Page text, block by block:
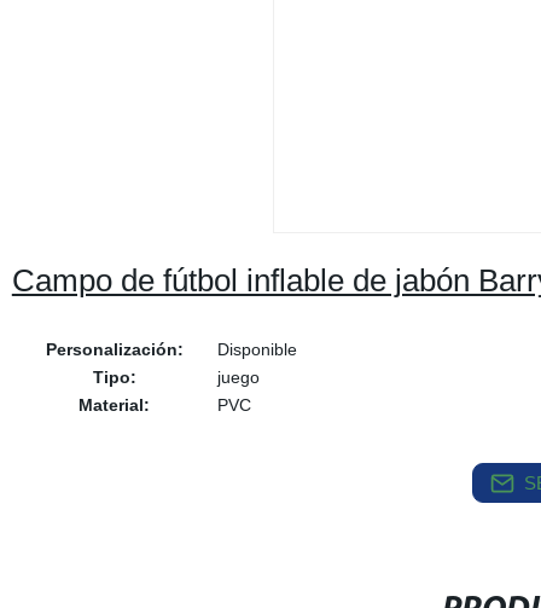
Campo de fútbol inflable de jabón
Personalización:
Disponible
Tipo:
juego
Material:
PVC